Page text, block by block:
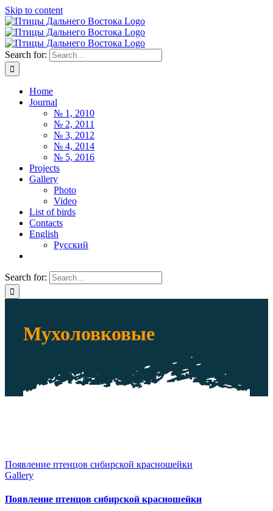
Skip to content
Search for:
Home
Journal
№ 1, 2010
№ 2, 2011
№ 3, 2012
№ 4, 2014
№ 5, 2016
Projects
Gallery
Photo
Video
List of birds
Contacts
English
Русский
Search for:
Мухоловковые
Появление птенцов сибирской красношейки
Gallery
Появление птенцов сибирской красношейки